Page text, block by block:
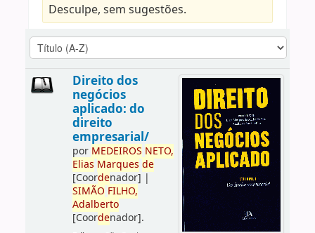
Desculpe, sem sugestões.
Direito dos
negócios
aplicado: do
direito
empresarial/
por MEDEIROS NETO,
Elias Marques de
[Coordenador] |
SIMÃO FILHO,
Adalberto
[Coordenador].